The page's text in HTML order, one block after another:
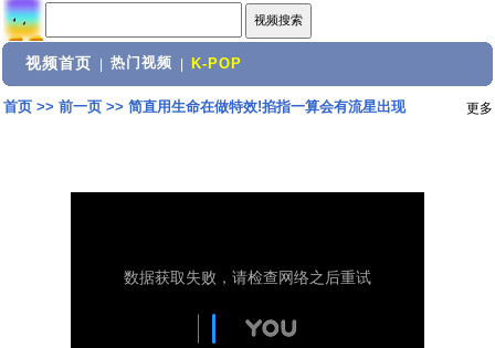
视频首页 热门视频 K-POP
首页>> 前一页>> 简直用生命在做特效!掐指一算会有流星出现 更多